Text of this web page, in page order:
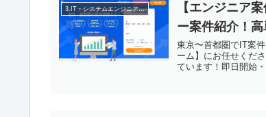
3.IT・システムエンジニアの転職
【エンジニア
ー案件紹介！高
東京〜首都圏でIT案
ーム】にお任せくだ
ています！即日開始